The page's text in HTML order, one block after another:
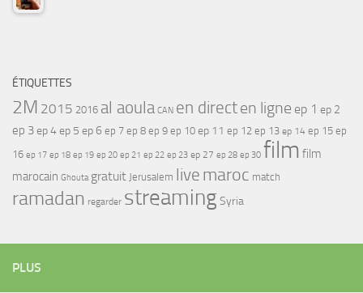
ÉTIQUETTES
2M 2015 2016 al aoula CAN en directen ligne ep 1 ep 2
ep 3ep 4ep 5 ep 6 ep 7 ep 8 ep 9 ep 10 ep 11 ep 12 ep 13 ep 14 ep 15 ep
16 ep 17 ep 18 ep 19 ep 20 ep 21 ep 22 ep 23 ep 27 ep 28 ep 30 film film
marocain Ghouta gratuit Jerusalem live maroc match
ramadan regarder streamingSyria
PLUS